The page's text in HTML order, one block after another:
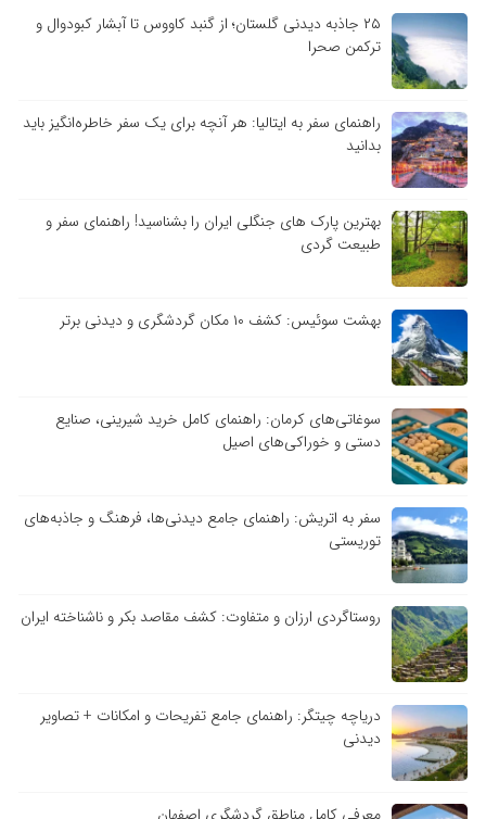
۲۵ جاذبه دیدنی گلستان؛ از گنبد کاووس تا آبشار کبودوال و
ترکمن صحرا
راهنمای سفر به ایتالیا: هر آنچه برای یک سفر خاطره‌انگیز باید
بدانید
بهترین پارک های جنگلی ایران را بشناسید! راهنمای سفر و
طبیعت گردی
بهشت سوئیس: کشف ۱۰ مکان گردشگری و دیدنی برتر
سوغاتی‌های کرمان: راهنمای کامل خرید شیرینی، صنایع
دستی و خوراکی‌های اصیل
سفر به اتریش: راهنمای جامع دیدنی‌ها، فرهنگ و جاذبه‌های
توریستی
روستاگردی ارزان و متفاوت: کشف مقاصد بکر و ناشناخته ایران
دریاچه چیتگر: راهنمای جامع تفریحات و امکانات + تصاویر
دیدنی